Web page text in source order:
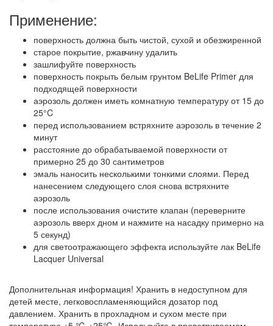
Применение:
поверхность должна быть чистой, сухой и обезжиренной
старое покрытие, ржавчину удалить
зашлифуйте поверхность
поверхность покрыть белым грунтом BeLife Primer для
подходящей поверхности
аэрозоль должен иметь комнатную температуру от 15 до
25°C
перед использованием встряхните аэрозоль в течение 2
минут
расстояние до обрабатываемой поверхности от
примерно 25 до 30 сантиметров
эмаль наносить несколькими тонкими слоями. Перед
нанесением следующего слоя снова встряхните
аэрозоль
после использования очистите клапан (переверните
аэрозоль вверх дном и нажмите на насадку примерно на
5 секунд)
для светоотражающего эффекта используйте лак BeLife
Lacquer Universal
Дополнительная информация! Хранить в недоступном для
детей месте, легковоспламеняющийся дозатор под
давлением. Хранить в прохладном и сухом месте при